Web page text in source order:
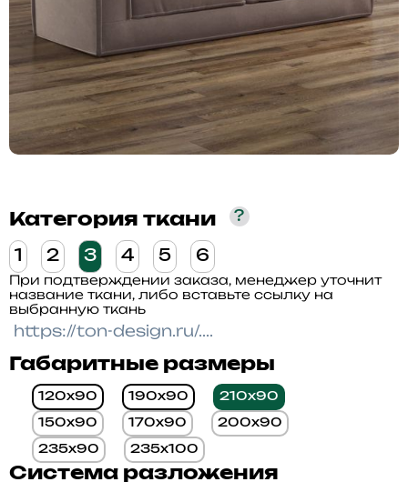
Категория ткани ?
1 2 3 4 5 6
При подтверждении заказа, менеджер уточнит
название ткани, либо вставьте ссылку на
выбранную ткань
Габаритные размеры
120x90 190x90 210x90
150x90 170x90 200x90
235x90 235x100
Система разложения